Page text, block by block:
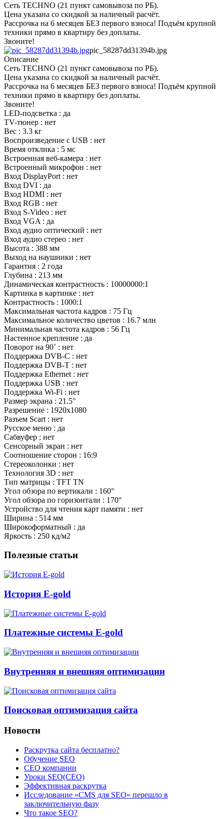
Сеть TECHNO (21 пункт самовывоза по РБ).
Цена указана со скидкой за наличный расчёт.
Рассрочка на 6 месяцев БЕЗ первого взноса! Подъём крупной
техники прямо в квартиру без доплаты.
Звоните!
pic_58287dd31394b.jpg
Описание
Сеть TECHNO (21 пункт самовывоза по РБ).
Цена указана со скидкой за наличный расчёт.
Рассрочка на 6 месяцев БЕЗ первого взноса! Подъём крупной
техники прямо в квартиру без доплаты.
Звоните!
LED-подсветка : да
TV-тюнер : нет
Вес : 3.3 кг
Воспроизведение с USB : нет
Время отклика : 5 мс
Встроенная веб-камера : нет
Встроенный микрофон : нет
Вход DisplayPort : нет
Вход DVI : да
Вход HDMI : нет
Вход RGB : нет
Вход S-Video : нет
Вход VGA : да
Вход аудио оптический : нет
Вход аудио стерео : нет
Высота : 388 мм
Выход на наушники : нет
Гарантия : 2 года
Глубина : 213 мм
Динамическая контрастность : 10000000:1
Картинка в картинке : нет
Контрастность : 1000:1
Максимальная частота кадров : 75 Гц
Максимальное количество цветов : 16.7 млн
Минимальная частота кадров : 56 Гц
Настенное крепление : да
Поворот на 90˚ : нет
Поддержка DVB-C : нет
Поддержка DVB-T : нет
Поддержка Ethernet : нет
Поддержка USB : нет
Поддержка Wi-Fi : нет
Размер экрана : 21.5"
Разрешение : 1920x1080
Разъем Scart : нет
Русское меню : да
Сабвуфер : нет
Сенсорный экран : нет
Соотношение сторон : 16:9
Стереоколонки : нет
Технология 3D : нет
Тип матрицы : TFT TN
Угол обзора по вертикали : 160°
Угол обзора по горизонтали : 170°
Устройство для чтения карт памяти : нет
Ширина : 514 мм
Широкоформатный : да
Яркость : 250 кд/м2
Полезные статьи
История E-gold
Платежные системы E-gold
Внутренняя и внешняя оптимизации
Поисковая оптимизация сайта
Новости
Раскрутка сайта бесплатно?
Обучение SEO
CEO компании
Уроки SEO(СЕО)
Эффективная раскрутка
Исследование «CMS для SEO» перешло в
заключительную фазу
Что такое SEO?